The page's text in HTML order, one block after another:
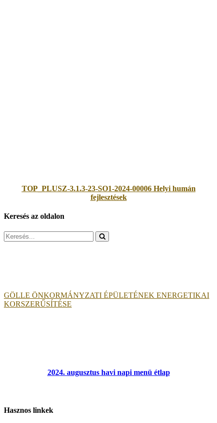
TOP_PLUSZ-3.1.3-23-SO1-2024-00006 Helyi humán
fejlesztések
Keresés az oldalon
Search
for:
GÖLLE ÖNKORMÁNYZATI ÉPÜLETÉNEK ENERGETIKAI
KORSZERŰSÍTÉSE
2024. augusztus havi napi menü étlap
Hasznos linkek